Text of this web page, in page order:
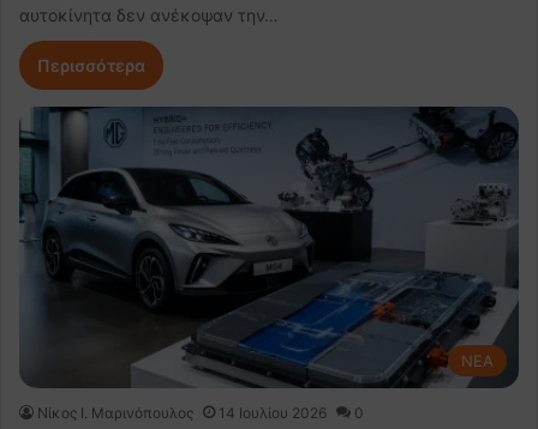
αυτοκίνητα δεν ανέκοψαν την…
Περισσότερα
NEA
Nίκος Ι. Mαρινόπουλος 14 Ιουλίου 2026 0